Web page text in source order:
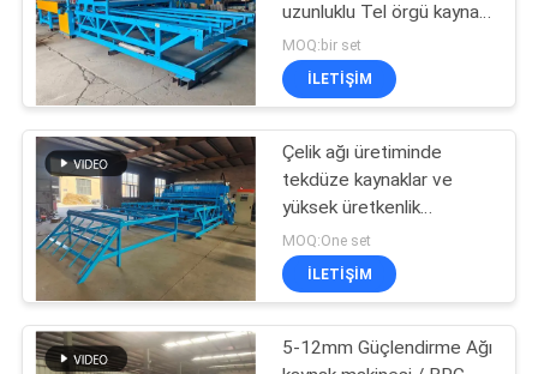
TURU
KALITE
KONTROL
BIZE
ULAŞIN
BIR
makinesi
çit örgü kaynak
makinesi
uzunluklu Tel örgü kaynak
makinesi
MOQ:bir set
İLETIŞIM
Çelik ağı üretiminde
tekdüze kaynaklar ve
yüksek üretkenlik
sağlamak için tasarlanmış
hassas otomatik tel örgü
kaynak makinesi
MOQ:One set
İLETIŞIM
5-12mm Güçlendirme Ağı